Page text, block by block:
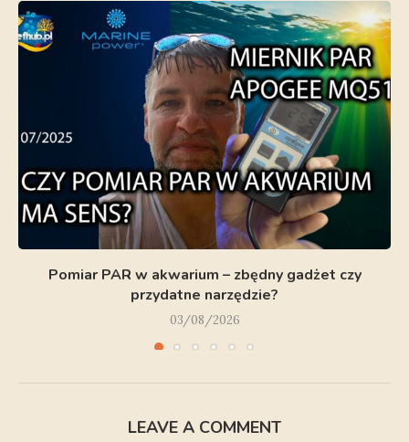
Pomiar PAR w akwarium – zbędny gadżet czy
przydatne narzędzie?
03/08/2026
LEAVE A COMMENT